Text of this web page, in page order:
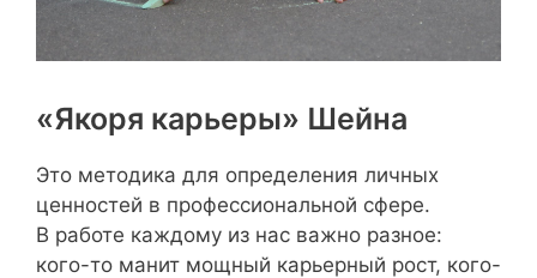
«Якоря карьеры» Шейна
Это методика для определения личных
ценностей в профессиональной сфере.
В работе каждому из нас важно разное:
кого-то манит мощный карьерный рост, кого-